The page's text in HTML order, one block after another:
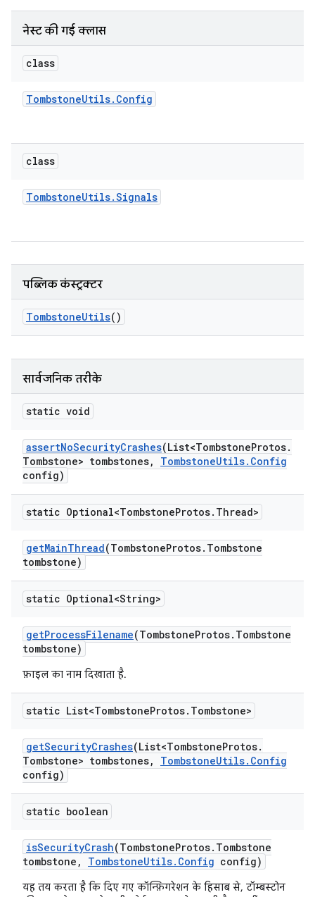
नेस्ट की गई क्लास
class
TombstoneUtils. Config
class
TombstoneUtils.Signals
पब्लिक कंस्ट्रक्टर
TombstoneUtils()
सार्वजनिक तरीके
static void
assertNoSecurityCrashes(List<TombstoneProtos.
Tombstone> tombstones, TombstoneUtils. Config
config)
static Optional<TombstoneProtos. Thread>
getMainThread(TombstoneProtos. Tombstone
tombstone)
static Optional<String>
getProcessFilename(TombstoneProtos. Tombstone
tombstone)
फ़ाइल का नाम दिखाता है.
static List<TombstoneProtos. Tombstone>
getSecurityCrashes(List<TombstoneProtos.
Tombstone> tombstones, TombstoneUtils. Config
config)
static boolean
isSecurityCrash(TombstoneProtos. Tombstone
tombstone , TombstoneUtils. Config config)
यह तय करता है कि दिए गए कॉन्फ़िगरेशन के हिसाब से, टॉम्बस्टोन